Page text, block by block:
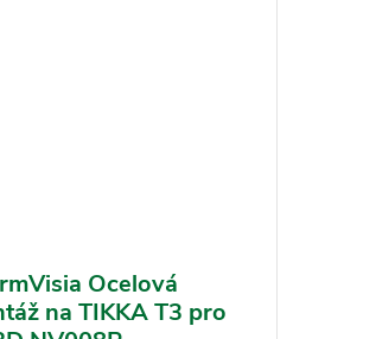
Ocelová
na TIKKA T3 pro